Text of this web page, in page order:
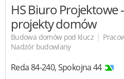
HS Biuro Projektowe
projekty domów
Budowa domów pod klucz |
Nadzór budowlany
Reda84-240,Spokojna 44